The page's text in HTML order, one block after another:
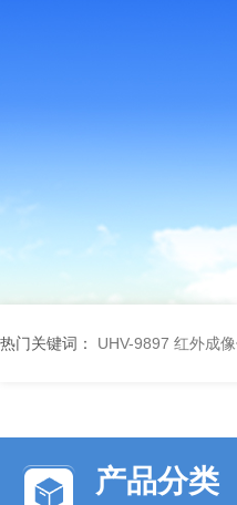
热门关键词： UHV-9897 红外成
产品分类